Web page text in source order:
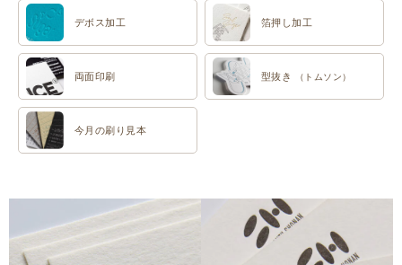
デボス加工 箔押し加工
両面印刷 型抜き （トムソン）
今月の刷り見本